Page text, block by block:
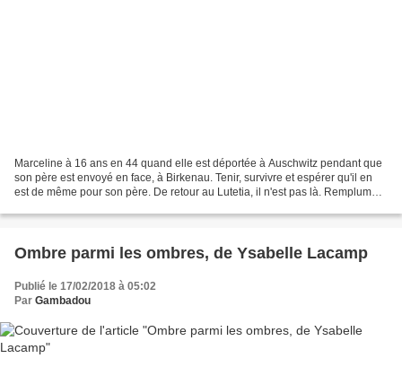
Marceline à 16 ans en 44 quand elle est déportée à Auschwitz pendant que
son père est envoyé en face, à Birkenau. Tenir, survivre et espérer qu'il en
est de même pour son père. De retour au Lutetia, il n'est pas là. Remplumée
Ombre parmi les ombres, de Ysabelle Lacamp
Publié le 17/02/2018 à 05:02
Par Gambadou